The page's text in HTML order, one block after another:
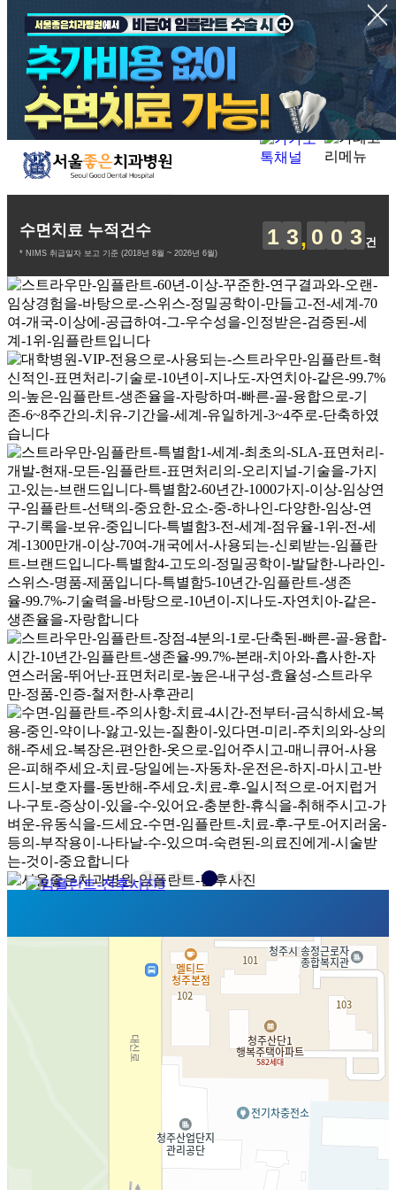
수면치료 누적건수
* NIMS 취급일자 보고 기준 (2018년 8월 ~ 2026년 6월)
1 3 0 0 3 건